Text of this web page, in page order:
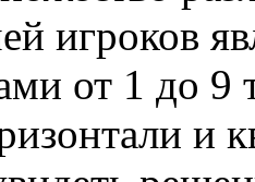
игроков
от 1 до 9
и